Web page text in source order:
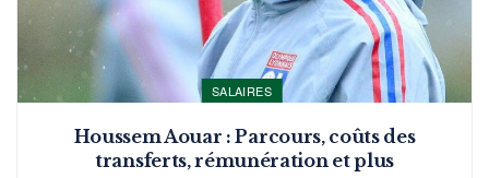
SALAIRES
Houssem Aouar : Parcours, coûts des
transferts, rémunération et plus